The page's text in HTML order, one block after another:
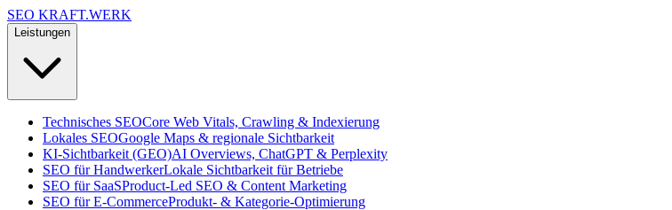
SEO KRAFT.WERK
Leistungen
Technisches SEOCore Web Vitals, Crawling & Indexierung
Lokales SEOGoogle Maps & regionale Sichtbarkeit
KI-Sichtbarkeit (GEO)AI Overviews, ChatGPT & Perplexity
SEO für HandwerkerLokale Sichtbarkeit für Betriebe
SEO für SaaSProduct-Led SEO & Content Marketing
SEO für E-CommerceProdukt- & Kategorie-Optimierung